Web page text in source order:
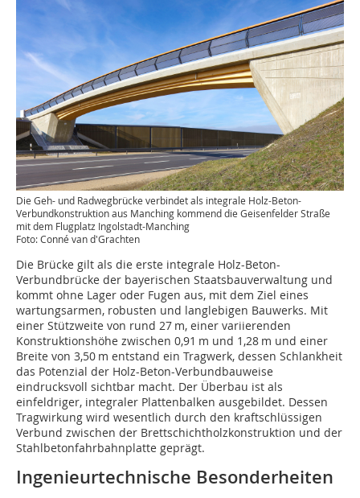
Die Geh- und Radwegbrücke verbindet als integrale Holz-Beton-
Verbundkonstruktion aus Manching kommend die Geisenfelder Straße
mit dem Flugplatz Ingolstadt-Manching
Foto: Conné van d'Grachten
Die Brücke gilt als die erste integrale Holz-Beton-
Verbundbrücke der bayerischen Staatsbauverwaltung und
kommt ohne Lager oder Fugen aus, mit dem Ziel eines
wartungsarmen, robusten und langlebigen Bauwerks. Mit
einer Stützweite von rund 27 m, einer variierenden
Konstruktionshöhe zwischen 0,91 m und 1,28 m und einer
Breite von 3,50 m entstand ein Tragwerk, dessen Schlankheit
das Potenzial der Holz-Beton-Verbundbauweise
eindrucksvoll sichtbar macht. Der Überbau ist als
einfeldriger, integraler Plattenbalken ausgebildet. Dessen
Tragwirkung wird wesentlich durch den kraftschlüssigen
Verbund zwischen der Brettschichtholzkonstruktion und der
Stahlbetonfahrbahnplatte geprägt.
Ingenieurtechnische Besonderheiten